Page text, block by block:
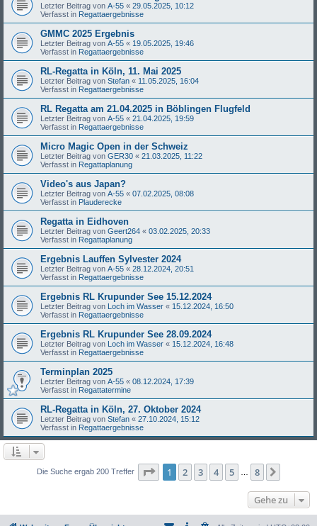
Letzter Beitrag von A-55 « 29.05.2025, 10:12
Verfasst in Regattaergebnisse
GMMC 2025 Ergebnis
Letzter Beitrag von A-55 « 19.05.2025, 19:46
Verfasst in Regattaergebnisse
RL-Regatta in Köln, 11. Mai 2025
Letzter Beitrag von Stefan « 11.05.2025, 16:04
Verfasst in Regattaergebnisse
RL Regatta am 21.04.2025 in Böblingen Flugfeld
Letzter Beitrag von A-55 « 21.04.2025, 19:59
Verfasst in Regattaergebnisse
Micro Magic Open in der Schweiz
Letzter Beitrag von GER30 « 21.03.2025, 11:22
Verfasst in Regattaplanung
Video's aus Japan?
Letzter Beitrag von A-55 « 07.02.2025, 08:08
Verfasst in Plauderecke
Regatta in Eidhoven
Letzter Beitrag von Geert264 « 03.02.2025, 20:33
Verfasst in Regattaplanung
Ergebnis Lauffen Sylvester 2024
Letzter Beitrag von A-55 « 28.12.2024, 20:51
Verfasst in Regattaergebnisse
Ergebnis RL Krupunder See 15.12.2024
Letzter Beitrag von Loch im Wasser « 15.12.2024, 16:50
Verfasst in Regattaergebnisse
Ergebnis RL Krupunder See 28.09.2024
Letzter Beitrag von Loch im Wasser « 15.12.2024, 16:48
Verfasst in Regattaergebnisse
Terminplan 2025
Letzter Beitrag von A-55 « 08.12.2024, 17:39
Verfasst in Regattatermine
RL-Regatta in Köln, 27. Oktober 2024
Letzter Beitrag von Stefan « 27.10.2024, 15:12
Verfasst in Regattaergebnisse
Die Suche ergab 200 Treffer Seite 1von
1 2 3 4 5 8
Gehe zu